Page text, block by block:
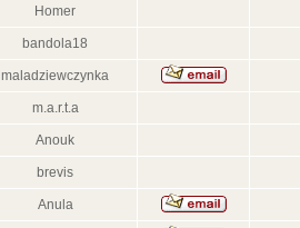
Homer
bandola18
maladziewczynka
m.a.r.t.a
Anouk
brevis
Anula